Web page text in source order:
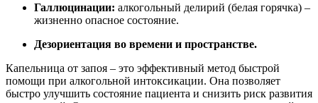
Галлюцинации: алкогольный делирий (белая горячка) –
жизненно опасное состояние.
Дезориентация во времени и пространстве.
Капельница от запоя – это эффективный метод быстрой
помощи при алкогольной интоксикации. Она позволяет
быстро улучшить состояние пациента и снизить риск развития